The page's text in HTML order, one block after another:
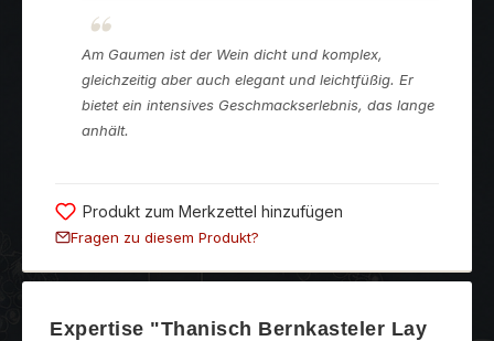
Am Gaumen ist der Wein dicht und komplex,
gleichzeitig aber auch elegant und leichtfüßig. Er
bietet ein intensives Geschmackserlebnis, das lange
anhält.
Produkt zum Merkzettel hinzufügen
Fragen zu diesem Produkt?
Expertise "Thanisch Bernkasteler Lay